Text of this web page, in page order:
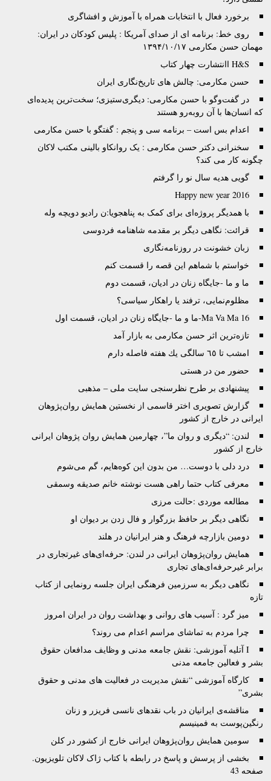
برخورد فعال با انتخابات همراه با آموزش و افشاگری
روی خط: برنامه ای از صدای آمریکا : پلیس کودکان در ایران:
مهمان حسن مکارمی ۱۳۹۴/۱۰/۱۷
H&S اانتشارت چهار کتاب
حسن مکارمی: چالش های تاریخ‌نگاری ایران
در گفت‌وگو با حسن مکارمی: دیگری‌ستیزی؛ سخت‌ترین پدیده‌ای
که انسان‌ها با آن روبه‌رو هستند
اعدام بس است – برنامه سی و پنجم : گفتگو با حسن مکارمی
سخنرانی دکتر حسن مکارمی : یک روانکاو بالینی مکتب لاکان
چگونه کار می کند؟
گویی هدیه سال نو را گرفتم
Happy new year 2016
با همدیگر پروژه‌‌ای برای کمک به پناهجویا:ن رادیو دویچه وله
قرائت: نگاهی دیگر بر مقدمه شاهنامه فردوسی
زبان خشونت در روزنامه‌نگاری
خواستم با شماهم این قصه را قسمت کنم
ما و ما -جایگاه‌ زنان در ادیان، قسمت دوم
مظلوم‌نمایی، ترفند یا راهکار سیاسی؟
Ma Va Ma 16-ما و ما -جایگاه‌ زنان در ادیان، قسمت اول
تازه‌ترین اثر حسن مکارمی به بازار آمد
امشب تا ٦٥ سالگى يك هفته فاصله دارم
حضور من در هستی
پیشنهادی بر طرح نظرسنجی سایت ملی – مذهبی
گزارش تصويری اختر قاسمی از نخستين همايش روان‌پژوهان
ايرانی در خارج از کشور
لندن: “دیگری و روان ما”، چهارمین همایش روان پژوهان ایرانی
خارج از کشور
درد دلی با دوست… من بدون اين کوه‌هايم، گم می‌شوم
معرفی کتاب حتما راهی هست نوشته خانم صدیقه وسمقی
مطالعه موردی :حالت مرزی
نگاهی دیگر بر حافظ بزرگوار و فال زدن بر دیوان او
دومین بازارچه فرهنگ و هنر ایرانیان در هلند
همایش روان‌پژوهان ایرانی در لندن: حرفه‌ای‌های غیرتجاری در
برابر غیرحرفه‌ای‌های تجاری
نگاهی دیگر به سرزمین فرهنگی ایران جلسه رونمایی از کتاب
تازه
میز گرد : آسیب های روانی و بهداشت روان در ایران امروز
چرا مردم به تماشای مراسم اعدام می روند؟
I آتليه آموزشى: نقش جامعه مدنى و وظايف مدافعان حقوق
بشر و فعالين جامعه مدنى
کارگاه آموزشی “نقش مدیریت در فعالیت های مدنی و حقوق
بشری”
مناقشه‌ی ایرانیان در باب نقدهای نانسی فریزر و زنان
رنگین‌پوست به فمینیسم
سومین همایش روان‌پژوهان ایرانی خارج از کشور در کلن
بخشی از پرسش و پاسخ در رابطه با کتاب ژاک لاکان تلویزیون.
صفحه 43